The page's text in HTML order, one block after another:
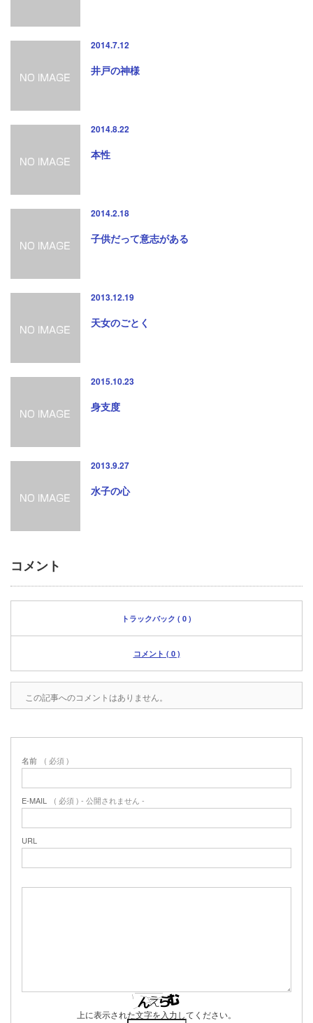
2014.7.12
井戸の神様
2014.8.22
本性
2014.2.18
子供だって意志がある
2013.12.19
天女のごとく
2015.10.23
身支度
2013.9.27
水子の心
コメント
トラックバック ( 0 )
コメント ( 0 )
この記事へのコメントはありません。
名前 ( 必須 )
E-MAIL ( 必須 ) - 公開されません -
URL
上に表示された文字を入力してください。